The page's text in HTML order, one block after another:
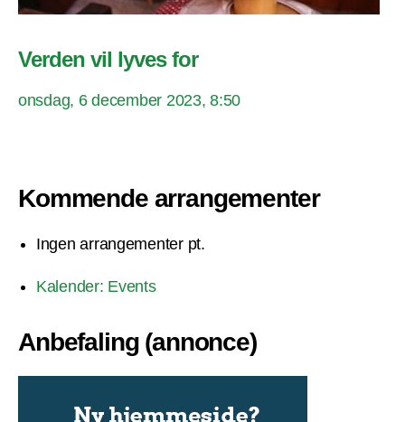
Verden vil lyves for
onsdag, 6 december 2023, 8:50
Kommende arrangementer
Ingen arrangementer pt.
Kalender: Events
Anbefaling (annonce)